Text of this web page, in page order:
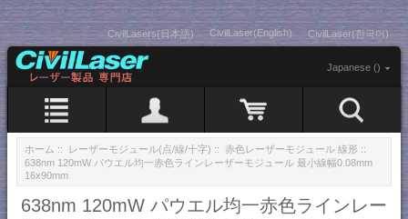
CivilLasers(日本語) CivilLaser(English) CivilLaser(한국어)
Japanese ()
ホーム :: レーザーモジュール(点/線/十字) :: 赤色レーザーモジュール 線形 ::
638nm 120mW パウエル均一赤色ラインレーザーモジュール 最小線幅0.08mm
16x90mm
638nm 120mW パウエル均一赤色ラインレー